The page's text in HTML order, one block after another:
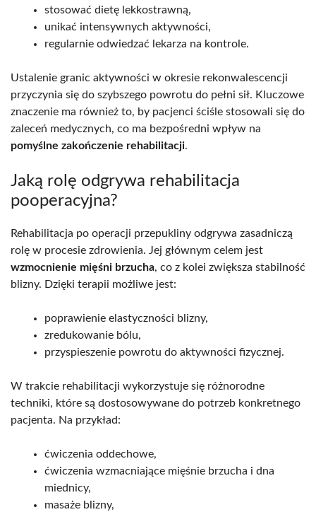
stosować dietę lekkostrawną,
unikać intensywnych aktywności,
regularnie odwiedzać lekarza na kontrole.
Ustalenie granic aktywności w okresie rekonwalescencji
przyczynia się do szybszego powrotu do pełni sił. Kluczowe
znaczenie ma również to, by pacjenci ściśle stosowali się do
zaleceń medycznych, co ma bezpośredni wpływ na
pomyślne zakończenie rehabilitacji.
Jaką rolę odgrywa rehabilitacja
pooperacyjna?
Rehabilitacja po operacji przepukliny odgrywa zasadniczą
rolę w procesie zdrowienia. Jej głównym celem jest
wzmocnienie mięśni brzucha, co z kolei zwiększa stabilność
blizny. Dzięki terapii możliwe jest:
poprawienie elastyczności blizny,
zredukowanie bólu,
przyspieszenie powrotu do aktywności fizycznej.
W trakcie rehabilitacji wykorzystuje się różnorodne
techniki, które są dostosowywane do potrzeb konkretnego
pacjenta. Na przykład:
ćwiczenia oddechowe,
ćwiczenia wzmacniające mięśnie brzucha i dna
miednicy,
masaże blizny,